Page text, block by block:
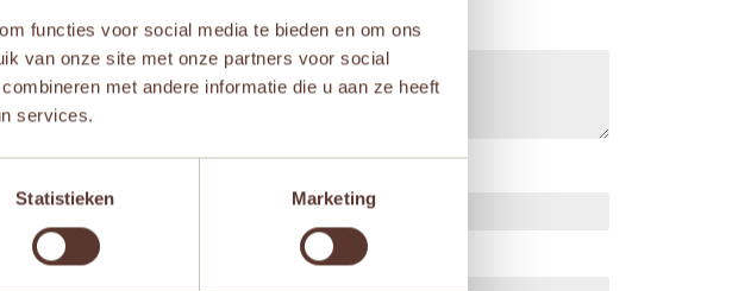
functies voor social media te bieden en om ons
van onze site met onze partners voor social
met andere informatie die u aan ze heeft
services.
Statistieken Marketing